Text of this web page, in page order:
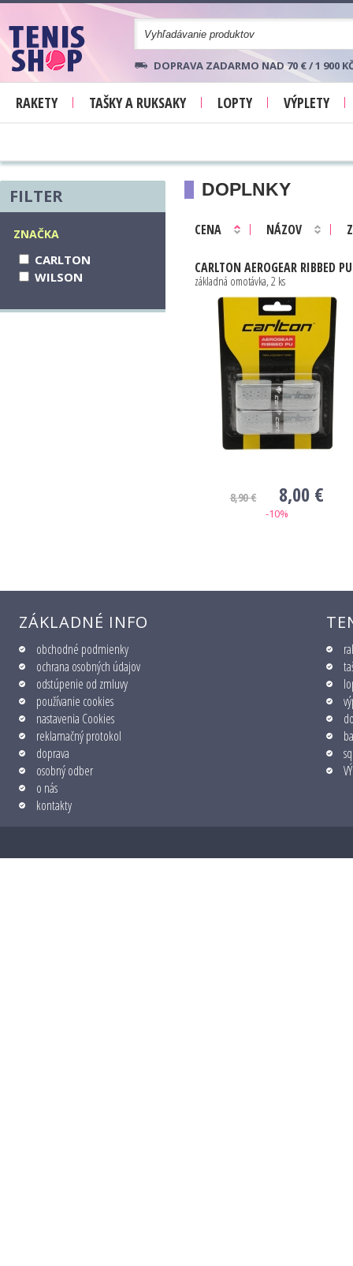
RAKETY TAŠKY A RUKSAKY LOPTY VÝPLETY
DOPRAVA ZADARMO NAD 70 € / 1 900
DOPLNKY
CENA NÁZOV
CARLTONAEROGEAR RIBBED PU
základná omotávka, 2 ks
8,90 € 8,00 €
-10%
FILTER
ZNAČKA
CARLTON
WILSON
ZÁKLADNÉ INFO
obchodné podmienky
ochrana osobných údajov
odstúpenie od zmluvy
používanie cookies
nastavenia Cookies
reklamačný protokol
doprava
osobný odber
o nás
kontakty